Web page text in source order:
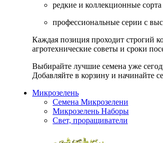
редкие и коллекционные сорта
профессиональные серии с
Каждая позиция проходит строгий
агротехнические советы и сроки
Выбирайте лучшие семена уже
Добавляйте в корзину и начинайте
Микрозелень
Семена Микрозелени
Микрозелень Наборы
Свет, проращиватели